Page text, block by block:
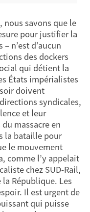
nous savons que le
pour justifier la
n’est d’aucun
des dockers
qui détient la
États impérialistes
doivent
syndicales,
et leur
massacre en
la bataille pour
le mouvement
comme l’y appelait
chez SUD-Rail,
République. Les
Il est urgent de
qui puisse